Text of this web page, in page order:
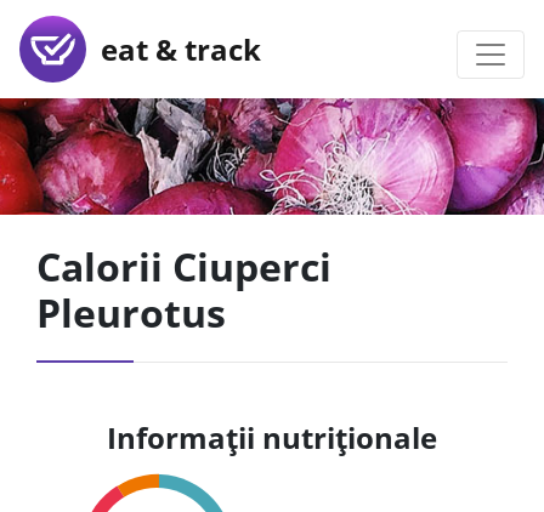
eat & track
Calorii Ciuperci
Pleurotus
Informații nutriționale